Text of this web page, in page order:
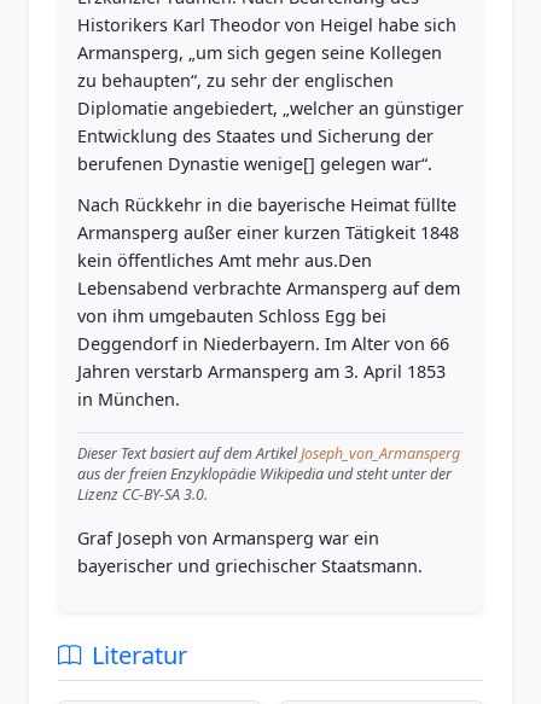
Historikers Karl Theodor von Heigel habe sich
Armansperg, „um sich gegen seine Kollegen
zu behaupten“, zu sehr der englischen
Diplomatie angebiedert, „welcher an günstiger
Entwicklung des Staates und Sicherung der
berufenen Dynastie wenige[] gelegen war“.
Nach Rückkehr in die bayerische Heimat füllte
Armansperg außer einer kurzen Tätigkeit 1848
kein öffentliches Amt mehr aus.Den
Lebensabend verbrachte Armansperg auf dem
von ihm umgebauten Schloss Egg bei
Deggendorf in Niederbayern. Im Alter von 66
Jahren verstarb Armansperg am 3. April 1853
in München.
Dieser Text basiert auf dem ArtikelJoseph_von_Armansperg
aus der freien Enzyklopädie Wikipedia und steht unter der
Lizenz CC-BY-SA 3.0.
Graf Joseph von Armansperg war ein
bayerischer und griechischer Staatsmann.
Literatur